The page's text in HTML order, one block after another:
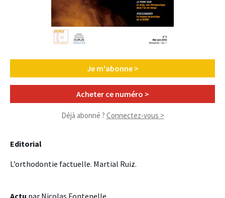
Je m'abonne >
Acheter ce numéro >
Déjà abonné ? Connectez-vous >
Editorial
L’orthodontie factuelle. Martial Ruiz.